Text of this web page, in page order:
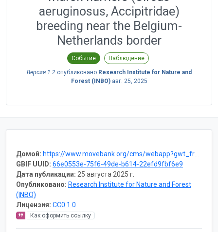
aeruginosus, Accipitridae)
breeding near the Belgium-
Netherlands border
Событие Наблюдение
Версия 1.2 опубликовано Research Institute for Nature and
Forest (INBO) авг. 25, 2025
Домой: https://www.movebank.org/cms/webapp?gwt_fragment=page=studies,path=study604806671
GBIF UUID: 66e0553e-75f6-49de-b614-22efd9fbf6e9
Дата публикации: 25 августа 2025 г.
Опубликовано: Research Institute for Nature and Forest
(INBO)
Лицензия: CC0 1.0
Как оформить ссылку